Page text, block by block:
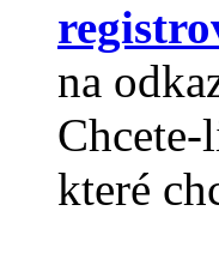
na
které